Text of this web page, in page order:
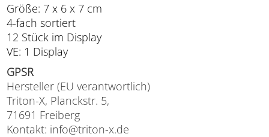
Größe: 7 x 6 x 7 cm
4-fach sortiert
12 Stück im Display
VE: 1 Display
GPSR
Hersteller (EU verantwortlich)
Triton-X, Planckstr. 5,
71691 Freiberg
Kontakt: info@triton-x.de